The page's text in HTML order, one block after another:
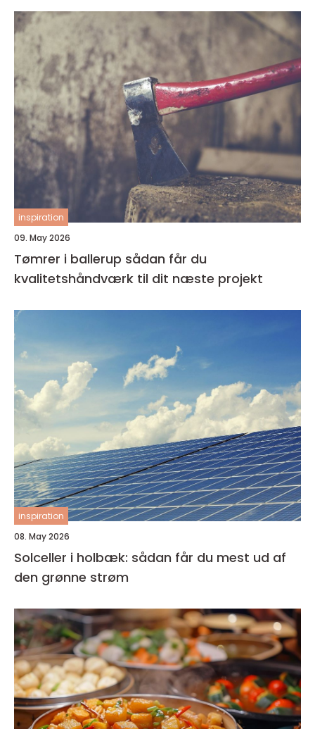
inspiration
09. May 2026
Tømrer i ballerup sådan får du
kvalitetshåndværk til dit næste projekt
inspiration
08. May 2026
Solceller i holbæk: sådan får du mest ud af
den grønne strøm